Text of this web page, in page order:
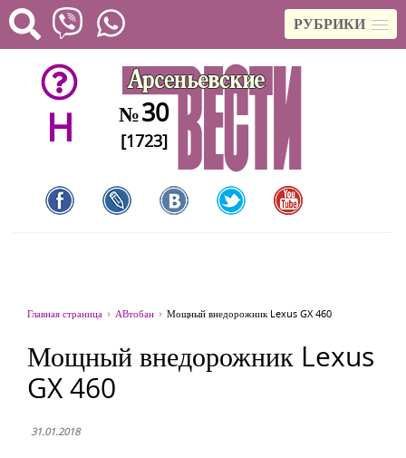
РУБРИКИ
H №30
[1723]
Главная страница АВтобан Мощный внедорожник Lexus GX 460
Мощный внедорожник Lexus
GX 460
31.01.2018